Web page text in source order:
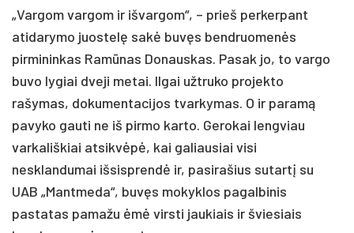
„Vargom vargom ir išvargom“, – prieš perkerpant
atidarymo juostelę sakė buvęs bendruomenės
pirmininkas Ramūnas Donauskas. Pasak jo, to vargo
buvo lygiai dveji metai. llgai užtruko projekto
rašymas, dokumentacijos tvarkymas. O ir paramą
pavyko gauti ne iš pirmo karto. Gerokai lengviau
varkališkiai atsikvėpė, kai galiausiai visi
nesklandumai išsisprendė ir, pasirašius sutartį su
UAB „Mantmeda“, buvęs mokyklos pagalbinis
pastatas pamažu ėmė virsti jaukiais ir šviesiais